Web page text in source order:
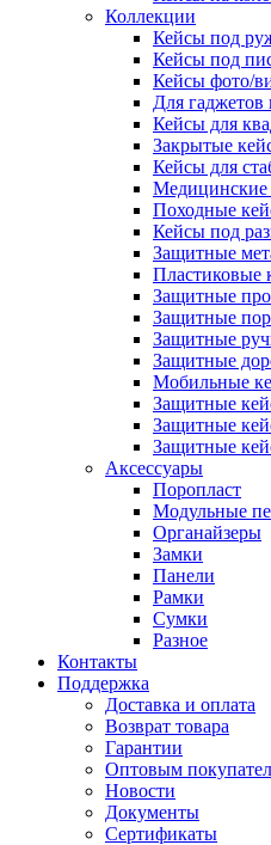
Коллекции
Кейсы под
Кейсы под
Кейсы фото/
Для гаджетов
Кейсы для
Закрытые
Кейсы для
Медицинские
Походные
Кейсы под
Защитные
Пластиковые
Защитные
Защитные
Защитные
Защитные
Мобильные
Защитные
Защитные
Защитные
Аксессуары
Поропласт
Модульные
Органайзеры
Замки
Панели
Рамки
Сумки
Разное
Контакты
Поддержка
Доставка и оплата
Возврат товара
Гарантии
Оптовым
Новости
Документы
Сертификаты